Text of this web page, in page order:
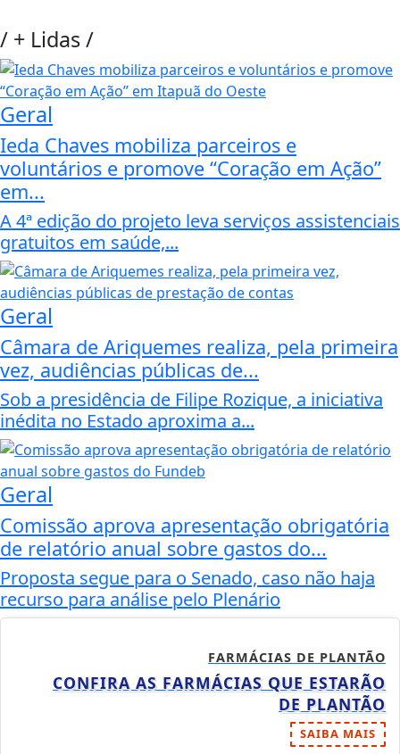
/ + Lidas/
Geral
Ieda Chaves mobiliza parceiros e
voluntários e promove “Coração em Ação”
em...
A 4ª edição do projeto leva serviços assistenciais
gratuitos em saúde,...
Geral
Câmara de Ariquemes realiza, pela primeira
vez, audiências públicas de...
Sob a presidência de Filipe Rozique, a iniciativa
inédita no Estado aproxima a...
Geral
Comissão aprova apresentação obrigatória
de relatório anual sobre gastos do...
Proposta segue para o Senado, caso não haja
recurso para análise pelo Plenário
FARMÁCIAS DE PLANTÃO
CONFIRA AS FARMÁCIAS QUE ESTARÃO
DE PLANTÃO
SAIBA MAIS